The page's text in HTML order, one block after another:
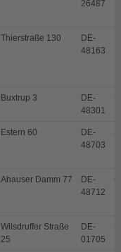
26487
Thierstraße 130
DE-
48163
Buxtrup 3
DE-
48301
Estern 60
DE-
48703
Ahauser Damm 77
DE-
48712
Wilsdruffer Straße
25
DE-
01705